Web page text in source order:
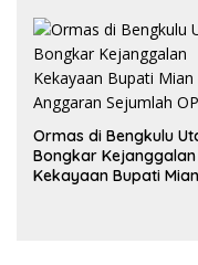
Ormas di Bengkulu
Bongkar Kejanggalan
Kekayaan Bupati